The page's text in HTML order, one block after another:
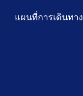
แผนที่การเดินทาง